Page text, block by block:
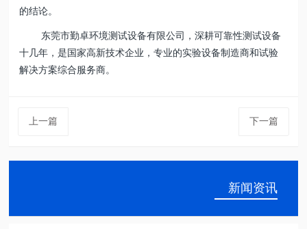
的结论。
东莞市勤卓环境测试设备有限公司，深耕可靠性测试设备
十几年，是国家高新技术企业，专业的实验设备制造商和试验
解决方案综合服务商。
上一篇 下一篇
新闻资讯